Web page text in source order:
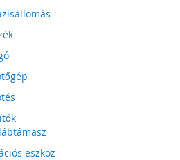
eszköz